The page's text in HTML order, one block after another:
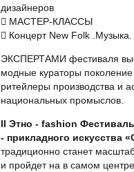
дизайнеров
 МАСТЕР-КЛАССЫ
 Концерт New Folk
ЭКСПЕРТАМИ фестиваля
модные кураторы
ритейлеры производства и
национальных промыслов.
II Этно - fashion
- прикладного искусства
традиционно станет
и пройдет на в самом